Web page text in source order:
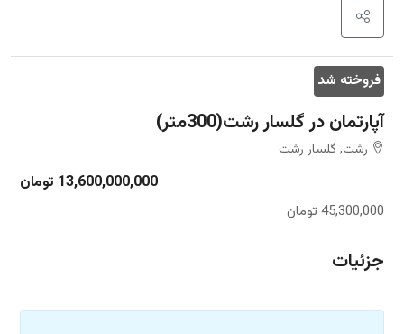
فروخته شد
آپارتمان در گلسار رشت(300متر)
رشت, گلسار رشت
13,600,000,000 تومان
45,300,000 تومان
جزئیات